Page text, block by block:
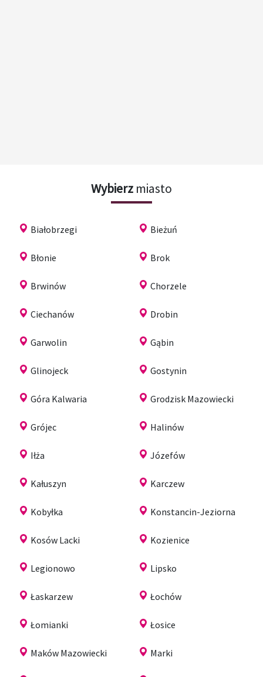
Wybierz miasto
Białobrzegi Bieżuń
Błonie Brok
Brwinów Chorzele
Ciechanów Drobin
Garwolin Gąbin
Glinojeck Gostynin
Góra Kalwaria Grodzisk Mazowiecki
Grójec Halinów
Iłża Józefów
Kałuszyn Karczew
Kobyłka Konstancin-Jeziorna
Kosów Lacki Kozienice
Legionowo Lipsko
Łaskarzew Łochów
Łomianki Łosice
Maków Mazowiecki Marki